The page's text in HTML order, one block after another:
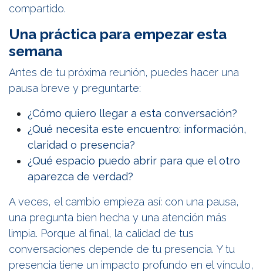
compartido.
Una práctica para empezar esta
semana
Antes de tu próxima reunión, puedes hacer una
pausa breve y preguntarte:
¿Cómo quiero llegar a esta conversación?
¿Qué necesita este encuentro: información,
claridad o presencia?
¿Qué espacio puedo abrir para que el otro
aparezca de verdad?
A veces, el cambio empieza así: con una pausa,
una pregunta bien hecha y una atención más
limpia. Porque al final, la calidad de tus
conversaciones depende de tu presencia. Y tu
presencia tiene un impacto profundo en el vínculo,